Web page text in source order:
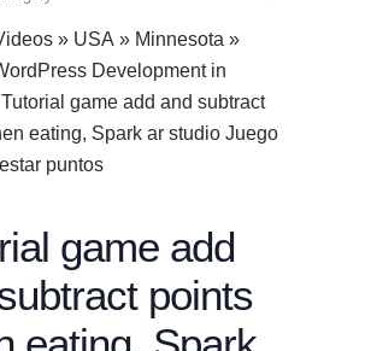
» USA » Minnesota »
Development in
Tutorial game add and subtract
eating, Spark ar studio Juego
puntos
game add
points